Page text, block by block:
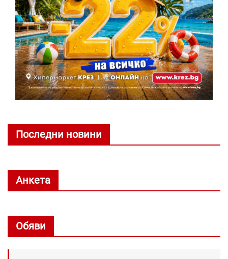
Последни новини
Анкета
Обяви